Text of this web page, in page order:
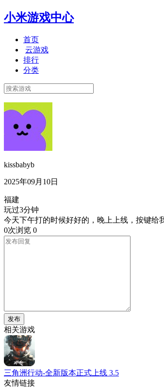
小米游戏中心
首页
云游戏
排行
分类
kissbabyb
2025年09月10日
福建
玩过3分钟
今天下午打的时候好好的，晚上上线，按键
0次浏览 0
发布
相关游戏
三角洲行动-全新版本正式上线 3.5
友情链接